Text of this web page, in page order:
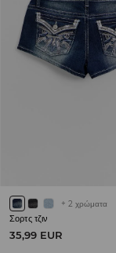
+ 2 χρώματα
Σορτς τζιν
35,99 EUR